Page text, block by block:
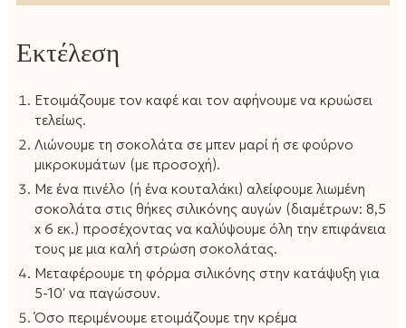
Εκτέλεση
Ετοιμάζουμε τον καφέ και τον αφήνουμε να κρυώσει
τελείως.
Λιώνουμε τη σοκολάτα σε μπεν μαρί ή σε φούρνο
μικροκυμάτων (με προσοχή).
Με ένα πινέλο (ή ένα κουταλάκι) αλείφουμε λιωμένη
σοκολάτα στις θήκες σιλικόνης αυγών (διαμέτρων: 8,5
x 6 εκ.) προσέχοντας να καλύψουμε όλη την επιφάνεια
τους με μια καλή στρώση σοκολάτας.
Μεταφέρουμε τη φόρμα σιλικόνης στην κατάψυξη για
5-10′ να παγώσουν.
Όσο περιμένουμε ετοιμάζουμε την κρέμα